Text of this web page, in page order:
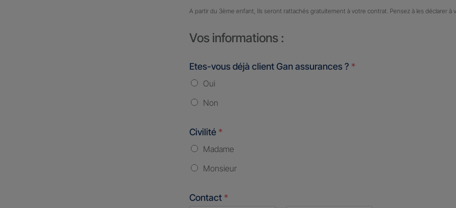
A partir du 3ème enfant, Ils seront rattachés gratuitement à votre contrat. Pensez à les déclarer à
Vos informations :
Etes-vous déjà client Gan assurances ? *
Oui
Non
Civilité *
Madame
Monsieur
Contact *